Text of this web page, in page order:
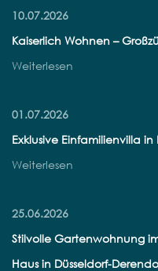
10.07.2026
Kaiserlich Wohnen –
Weiterlesen
01.07.2026
Exklusive Einfamilienvilla in
Weiterlesen
25.06.2026
Stilvolle Gartenwohnung
Haus in Düsseldorf-